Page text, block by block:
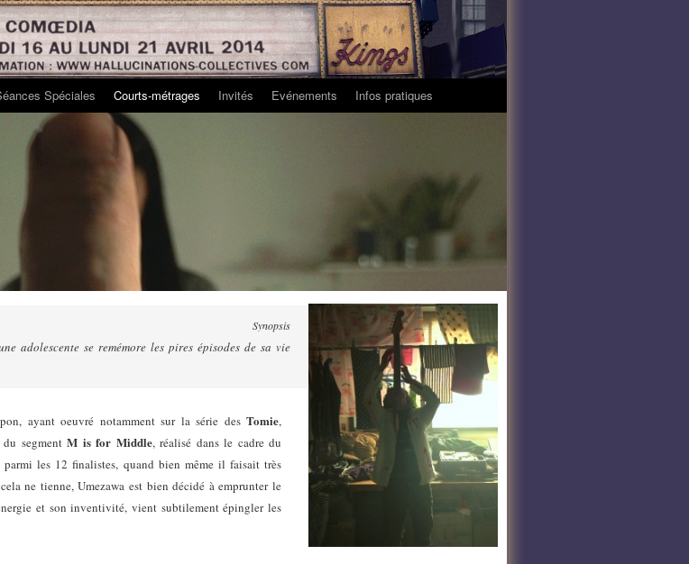
Spéciales Courts-métrages Invités Evénements Infos pratiques
Synopsis
adolescente se remémore les pires épisodes de sa vie
ayant oeuvré notamment sur la série des Tomie,
segment M is for Middle, réalisé dans le cadre du
parmi les 12 finalistes, quand bien même il faisait très
ne tienne, Umezawa est bien décidé à emprunter le
et son inventivité, vient subtilement épingler les